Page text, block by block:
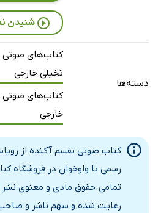
شنیدن
دسته‌ها
کتاب‌های صوتی
تخیلی خارجی
کتاب‌های صوتی
خارجی
کتاب صوتی نفسم آکنده از
رسمی با واوخوان در فروشگاه
تمامی حقوق مادی و معنوی نشر
رعایت شده و سهم ناشر و